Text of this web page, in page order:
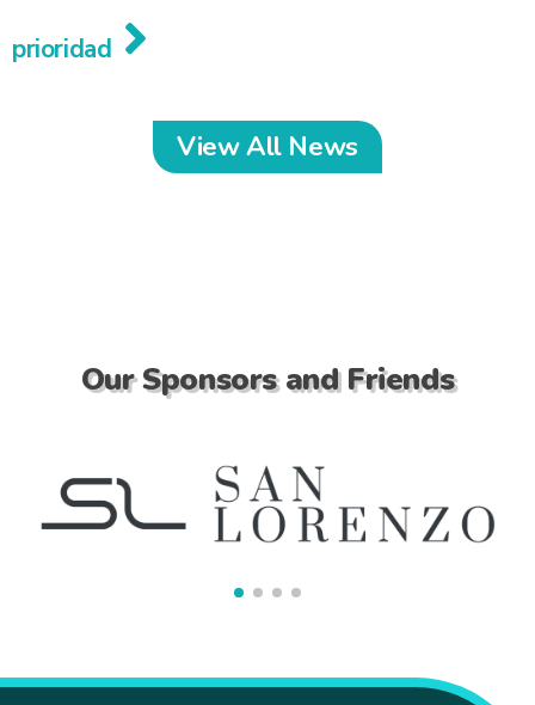
prioridad
View All News
Our Sponsors and Friends